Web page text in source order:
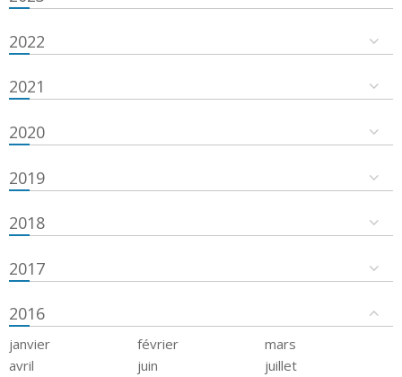
2022
2021
2020
2019
2018
2017
2016
janvier février
mars
avril
juin
juillet